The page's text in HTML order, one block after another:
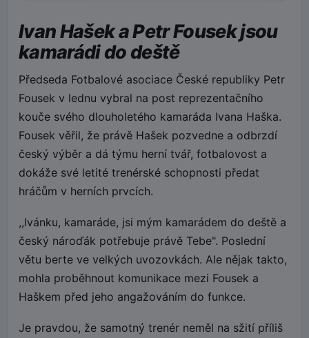
Ivan Hašek a Petr Fousek jsou
kamarádi do deště
Předseda Fotbalové asociace České republiky Petr
Fousek v lednu vybral na post reprezentačního
kouče svého dlouholetého kamaráda Ivana Haška.
Fousek věřil, že právě Hašek pozvedne a odbrzdí
český výběr a dá týmu herní tvář, fotbalovost a
dokáže své letité trenérské schopnosti předat
hráčům v herních prvcích.
,,Ivánku, kamaráde, jsi mým kamarádem do deště a
český nároďák potřebuje právě Tebe". Poslední
větu berte ve velkých uvozovkách. Ale nějak takto,
mohla proběhnout komunikace mezi Fousek a
Haškem před jeho angažováním do funkce.
Je pravdou, že samotný trenér neměl na sžití příliš